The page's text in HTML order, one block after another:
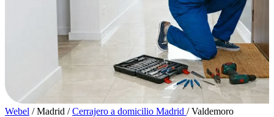
Webel / Madrid / Cerrajero a domicilio Madrid / Valdemoro